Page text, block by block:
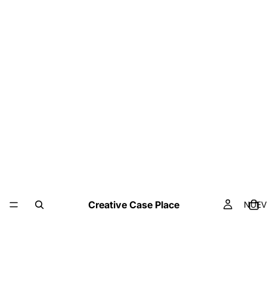
Creative Case Place